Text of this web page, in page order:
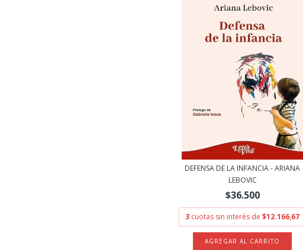
DEFENSA DE LA INFANCIA - ARIANA
LEBOVIC
$36.500
3 cuotas sin interés de$12.166,67